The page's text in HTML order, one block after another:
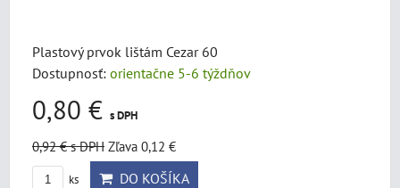
Plastový prvok lištám Cezar 60
Dostupnosť: orientačne 5-6 týždňov
0,80 € s DPH
0,92 €s DPH Zľava 0,12 €
ks DO KOŠÍKA